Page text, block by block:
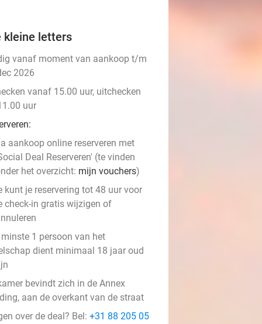
kleine letters
vanaf moment van aankoop t/m
2026
vanaf 15.00 uur, uitchecken
uur
aankoop online reserveren met
Deal Reserveren' (te vinden
het overzicht: mijn vouchers)
kunt je reservering tot 48 uur voor
check-in gratis wijzigen of
1 persoon van het
dient minimaal 18 jaar oud
bevindt zich in de Annex
aan de overkant van de straat
over de deal? Bel: +31 88 205 05